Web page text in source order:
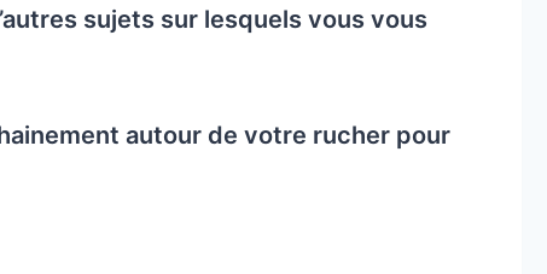
sujets sur lesquels vous vous
autour de votre rucher pour